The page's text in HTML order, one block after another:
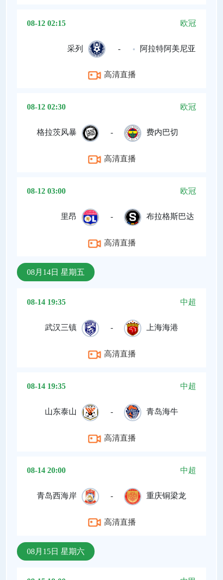
08-12 02:15 欧冠
采列 - 阿拉特阿美尼亚
高清直播
08-12 02:30 欧冠
格拉茨风暴 - 费内巴切
高清直播
08-12 03:00 欧冠
里昂 - 布拉格斯巴达
高清直播
08月14日 星期五
08-14 19:35 中超
武汉三镇 - 上海海港
高清直播
08-14 19:35 中超
山东泰山 - 青岛海牛
高清直播
08-14 20:00 中超
青岛西海岸 - 重庆铜梁龙
高清直播
08月15日 星期六